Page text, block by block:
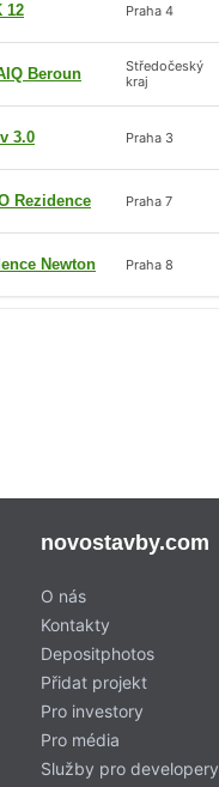
12 Praha 4
Beroun
Středočeský
kraj
3.0 Praha 3
Rezidence Praha 7
Newton Praha 8
novostavby.com
O nás
Kontakty
Depositphotos
Přidat projekt
Pro investory
Pro média
Služby pro developery